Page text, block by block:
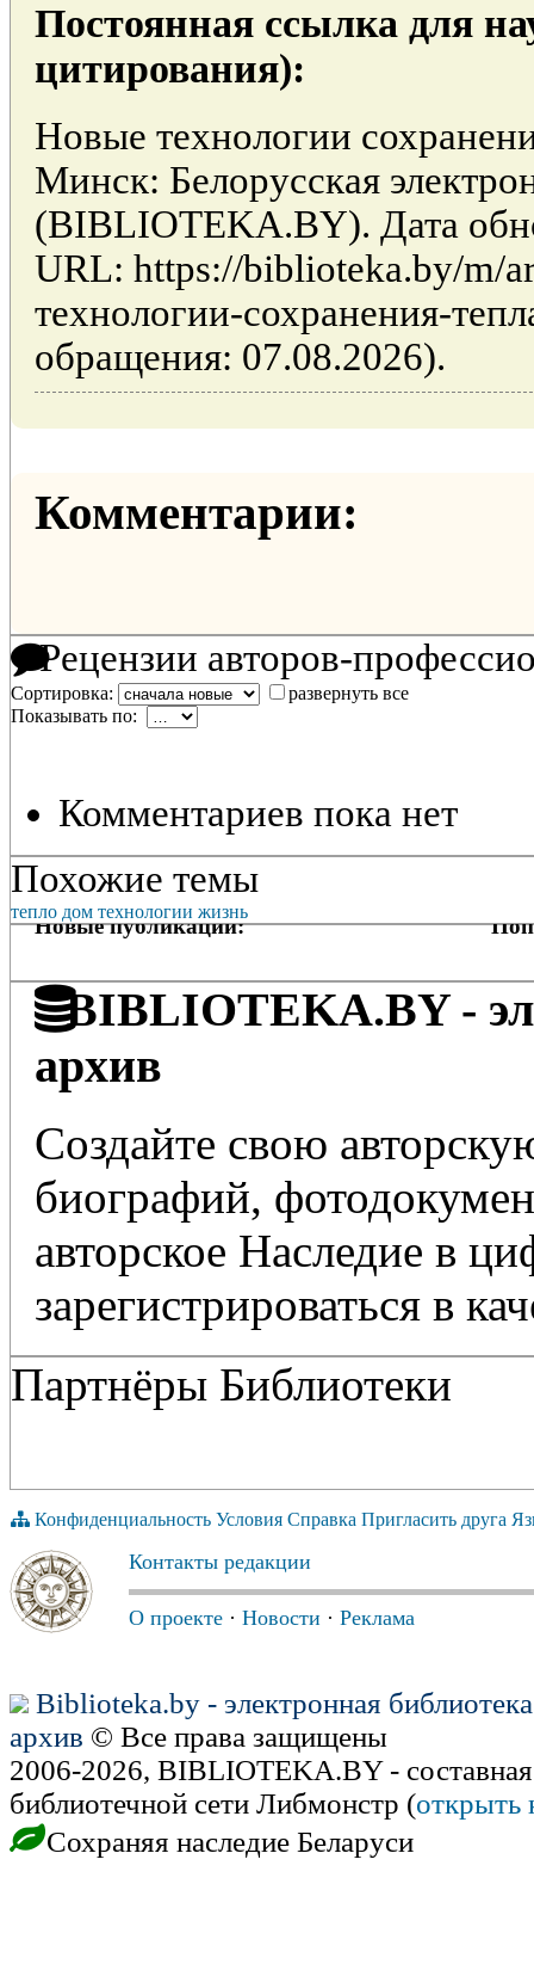
Постоянная ссылка для
цитирования):
Новые технологии
Минск: Белорусская
(BIBLIOTEKA.BY). Дата
URL: https://biblioteka.by/m/
технологии-сохранения-
обращения: 07.08.2026).
Комментарии:
Рецензии авторов-
Сортировка:
развернуть все
Показывать по:
Комментариев пока нет
Похожие темы
тепло дом технологии жизнь
Новые публикации:
BIBLIOTEKA.BY -
архив
Создайте свою
биографий,
авторское Наследие в
зарегистрироваться в
Партнёры Библиотеки
Конфиденциальность Условия Справка Пригласить друга
Контакты редакции
О проекте · Новости · Реклама
Biblioteka.by - электронная
архив © Все права защищены
2006-2026, BIBLIOTEKA.BY -
библиотечной сети Либмонстр (открыть
Сохраняя наследие Беларуси